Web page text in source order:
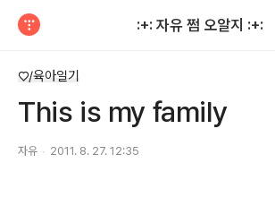
:+: 자유 쩜 오알지 :+:
♡/육아일기
This is my family
자유 2011. 8. 27. 12:35